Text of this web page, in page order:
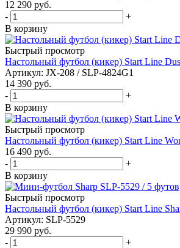
12 290 руб.
-
+
В корзину
Быстрый просмотр
Настольный футбол (кикер) Start Line
Артикул: JX-208 / SLP-4824G1
14 390 руб.
-
+
В корзину
Быстрый просмотр
Настольный футбол (кикер) Start Line
16 490 руб.
-
+
В корзину
Быстрый просмотр
Настольный футбол (кикер) Start Line
Артикул: SLP-5529
29 990 руб.
-
+